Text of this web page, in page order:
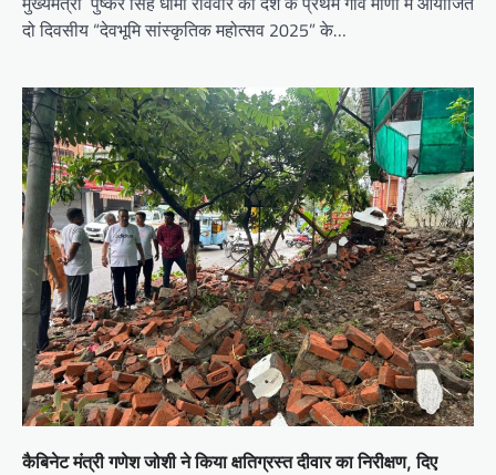
दो दिवसीय “देवभूमि सांस्कृतिक महोत्सव 2025” के…
कैबिनेट मंत्री गणेश जोशी ने किया क्षतिग्रस्त दीवार का निरीक्षण, दिए